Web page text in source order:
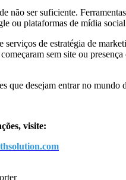
não ser suficiente.
ou plataformas de mídia
serviços de estratégia de
sem site ou
que desejam entrar no
visite: